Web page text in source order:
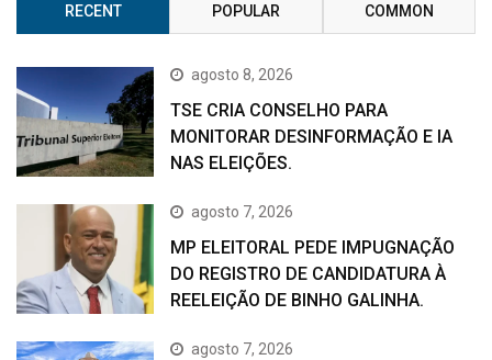
RECENT POPULAR COMMON
agosto 8, 2026
TSE CRIA CONSELHO PARA
MONITORAR DESINFORMAÇÃO E IA
NAS ELEIÇÕES.
agosto 7, 2026
MP ELEITORAL PEDE IMPUGNAÇÃO
DO REGISTRO DE CANDIDATURA À
REELEIÇÃO DE BINHO GALINHA.
agosto 7, 2026